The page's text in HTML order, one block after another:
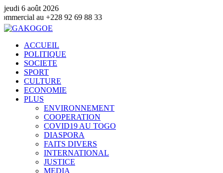
jeudi 6 août 2026
92 69 88 33
ACCUEIL
POLITIQUE
SOCIETE
SPORT
CULTURE
ECONOMIE
PLUS
ENVIRONNEMENT
COOPERATION
COVID19 AU TOGO
DIASPORA
FAITS DIVERS
INTERNATIONAL
JUSTICE
MEDIA